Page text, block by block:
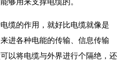
缆的作用，就好比电缆就像是
进各种电能的传输、信息传输
以将电缆与外界进行个隔绝，还